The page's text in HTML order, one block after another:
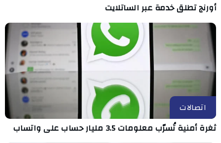
أورنج تطلق خدمة عبر الساتلايت
اتصالات
ثغرة أمنية تُسرّب معلومات 3.5 مليار حساب على واتساب